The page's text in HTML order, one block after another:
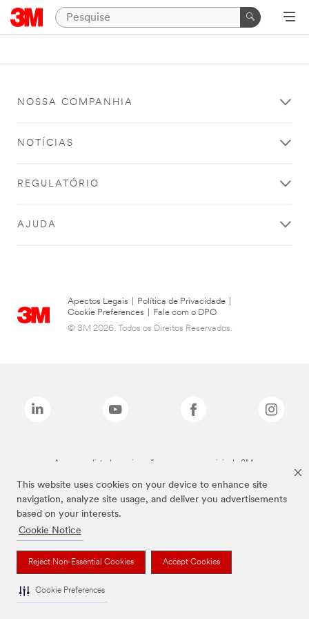
This website uses cookies on your device to enhance site
navigation, analyze site usage, and deliver you advertisements
based on your interests.
Cookie Notice
Reject Non-Essential Cookies Accept Cookies
Cookie Preferences
NOSSA COMPANHIA
NOTÍCIAS
REGULATÓRIO
AJUDA
Apectos Legais Política de Privacidade
Cookie Preferences
Fale com o DPO
© 3M 2026. Todos os Direitos Reservados.
As marcas listadas a cima são marcas comerciais da 3M.